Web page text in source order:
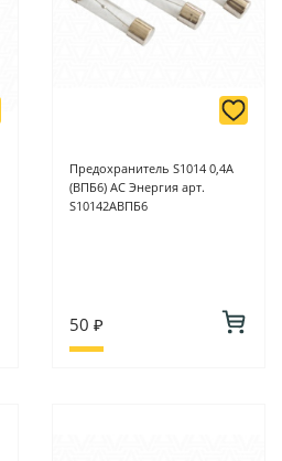
Предохранитель S1014 0,4А
(ВПБ6) АС Энергия арт.
S10142АВПБ6
50 ₽